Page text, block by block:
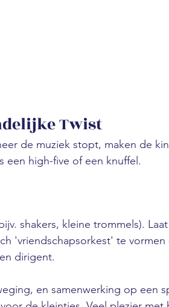
Twist
de muziek stopt, maken de
een high-five of een knuffel.
shakers, kleine trommels).
'vriendschapsorkest' te
dirigent.
en samenwerking op een